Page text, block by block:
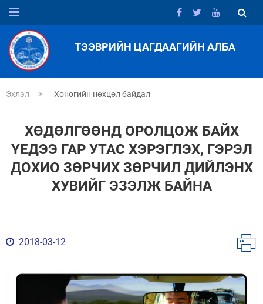
ТЭЭВРИЙН ЦАГДААГИЙН АЛБА
Эхлэл Хоногийн нөхцөл байдал
ХӨДӨЛГӨӨНД ОРОЛЦОЖ БАЙХ
ҮЕДЭЭ ГАР УТАС ХЭРЭГЛЭХ, ГЭРЭЛ
ДОХИО ЗӨРЧИХ ЗӨРЧИЛ ДИЙЛЭНХ
ХУВИЙГ ЭЗЭЛЖ БАЙНА
2018-03-12